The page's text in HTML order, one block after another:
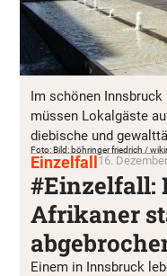
Im schönen
müssen Lokalgäste
diebische und
Foto: Bild: böhringer friedrich /
Einzelfall 16.
#Einzelfall:
Afrikaner
Einem in Innsbruck